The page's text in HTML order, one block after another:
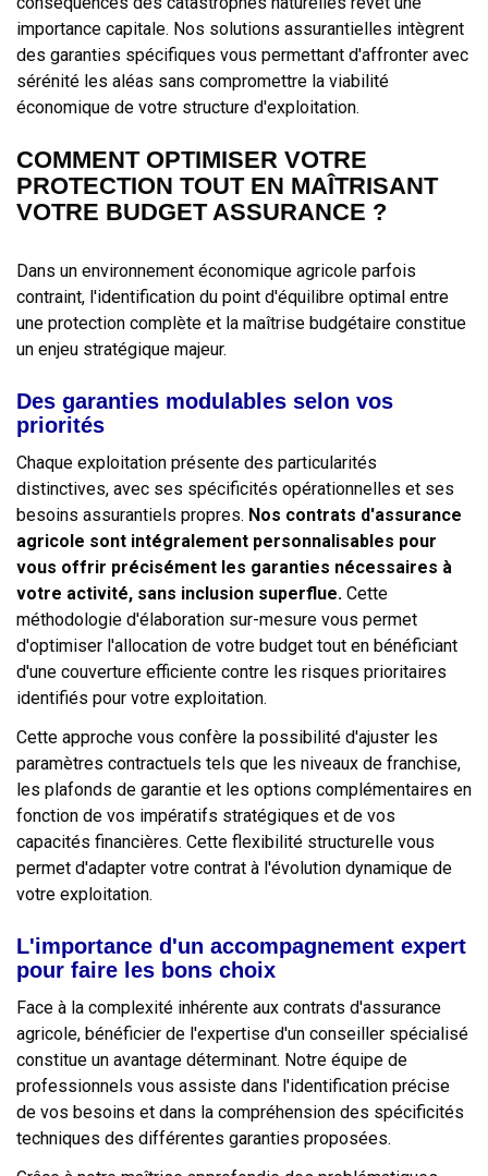
importance capitale. Nos solutions assurantielles intègrent
des garanties spécifiques vous permettant d'affronter avec
sérénité les aléas sans compromettre la viabilité
économique de votre structure d'exploitation.
COMMENT OPTIMISER VOTRE
PROTECTION TOUT EN MAÎTRISANT
VOTRE BUDGET ASSURANCE ?
Dans un environnement économique agricole parfois
contraint, l'identification du point d'équilibre optimal entre
une protection complète et la maîtrise budgétaire constitue
un enjeu stratégique majeur.
Des garanties modulables selon vos
priorités
Chaque exploitation présente des particularités
distinctives, avec ses spécificités opérationnelles et ses
besoins assurantiels propres. Nos contrats d'assurance
agricole sont intégralement personnalisables pour
vous offrir précisément les garanties nécessaires à
votre activité, sans inclusion superflue. Cette
méthodologie d'élaboration sur-mesure vous permet
d'optimiser l'allocation de votre budget tout en bénéficiant
d'une couverture efficiente contre les risques prioritaires
identifiés pour votre exploitation.
Cette approche vous confère la possibilité d'ajuster les
paramètres contractuels tels que les niveaux de franchise,
les plafonds de garantie et les options complémentaires en
fonction de vos impératifs stratégiques et de vos
capacités financières. Cette flexibilité structurelle vous
permet d'adapter votre contrat à l'évolution dynamique de
votre exploitation.
L'importance d'un accompagnement expert
pour faire les bons choix
Face à la complexité inhérente aux contrats d'assurance
agricole, bénéficier de l'expertise d'un conseiller spécialisé
constitue un avantage déterminant. Notre équipe de
professionnels vous assiste dans l'identification précise
de vos besoins et dans la compréhension des spécificités
techniques des différentes garanties proposées.